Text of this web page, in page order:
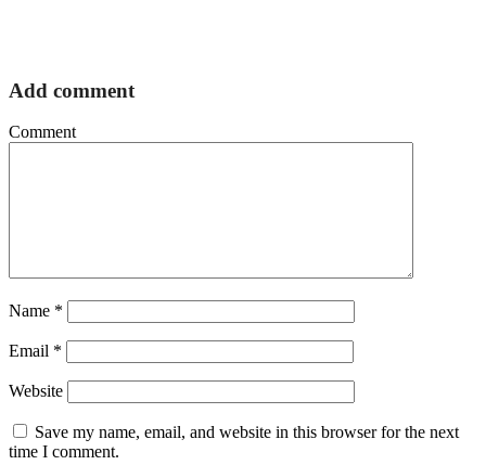
Add comment
Comment
Name *
Email *
Website
Save my name, email, and website in this browser for the next
time I comment.